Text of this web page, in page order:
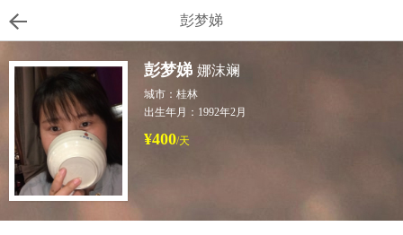
彭梦娣
彭梦娣 娜沫斓
城市：桂林
出生年月：1992年2月
¥400/天